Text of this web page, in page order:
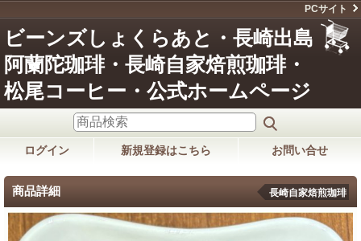
PCサイト
ビーンズしょくらあと・長崎出島
阿蘭陀珈琲・長崎自家焙煎珈琲・
松尾コーヒー・公式ホームページ
ログイン 新規登録はこちら お問い合せ
商品詳細 長崎自家焙煎珈琲